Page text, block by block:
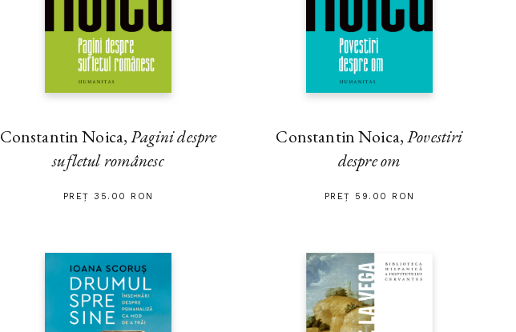
Constantin Noica,Pagini despre
sufletul românesc
PREȚ 35.00 RON
Constantin Noica,Povestiri
despre om
PREȚ 59.00 RON